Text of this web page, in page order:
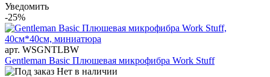
Уведомить
-25%
арт. WSGNTLBW
Gentleman Basic Плюшевая микрофибра Work Stuff
Нет в наличии